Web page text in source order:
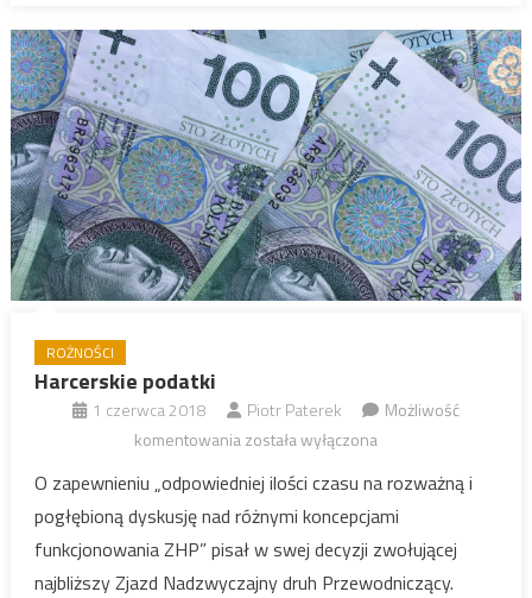
ROŻNOŚCI
Harcerskie podatki
1 czerwca 2018 Piotr Paterek
Możliwość
komentowaniaHarcerskie
została wyłączona
O zapewnieniu „odpowiedniej ilości czasu na rozważną i
pogłębioną dyskusję nad różnymi koncepcjami
funkcjonowania ZHP” pisał w swej decyzji zwołującej
najbliższy Zjazd Nadzwyczajny druh Przewodniczący.